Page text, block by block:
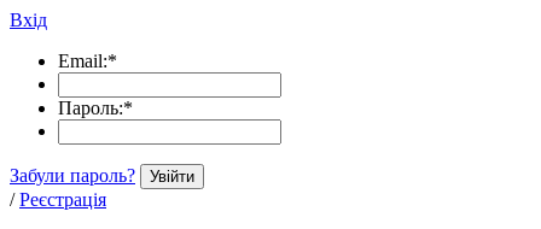
Вхід
Email:*
Пароль:*
Забули пароль? Увійти
/ Реєстрація